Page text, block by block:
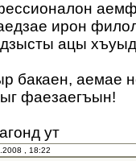
ирон
ацы
бакаен, аемае
фаезаегъын!
ут
, 18:22